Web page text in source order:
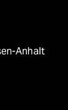
Anhalt